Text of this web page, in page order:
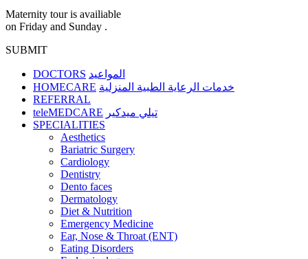
Maternity tour is availiable
on Friday and Sunday .
SUBMIT
DOCTORS المواعيد
HOMECARE خدمات الرعاية الطبية المنزلية
REFERRAL
teleMEDCARE تيلي ميدكير
SPECIALITIES
Aesthetics
Bariatric Surgery
Cardiology
Dentistry
Dento faces
Dermatology
Diet & Nutrition
Emergency Medicine
Ear, Nose & Throat (ENT)
Eating Disorders